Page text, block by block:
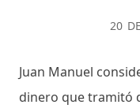
20
Juan Manuel
dinero que tramitó